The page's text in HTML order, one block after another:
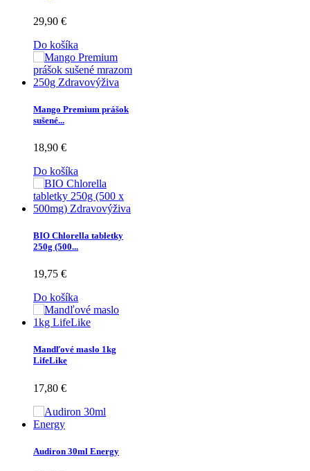
29,90 €
Do košíka
Mango Premium prášok
sušené...
18,90 €
Do košíka
BIO Chlorella tabletky
250g (500...
19,75 €
Do košíka
Mandľové maslo 1kg
LifeLike
17,80 €
Audiron 30ml Energy